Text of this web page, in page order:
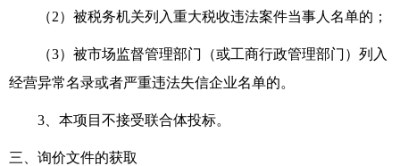
（2）被税务机关列入重大税收违法案件当事人名单的；
（3）被市场监督管理部门（或工商行政管理部门）列入
经营异常名录或者严重违法失信企业名单的。
3、本项目不接受联合体投标。
三、询价文件的获取